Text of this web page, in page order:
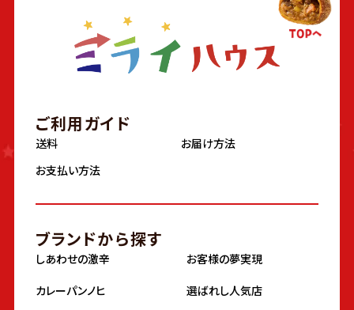
ご利用ガイド
送料
お届け方法
お支払い方法
ブランドから探す
しあわせの激辛
お客様の夢実現
カレーパンノヒ
選ばれし人気店